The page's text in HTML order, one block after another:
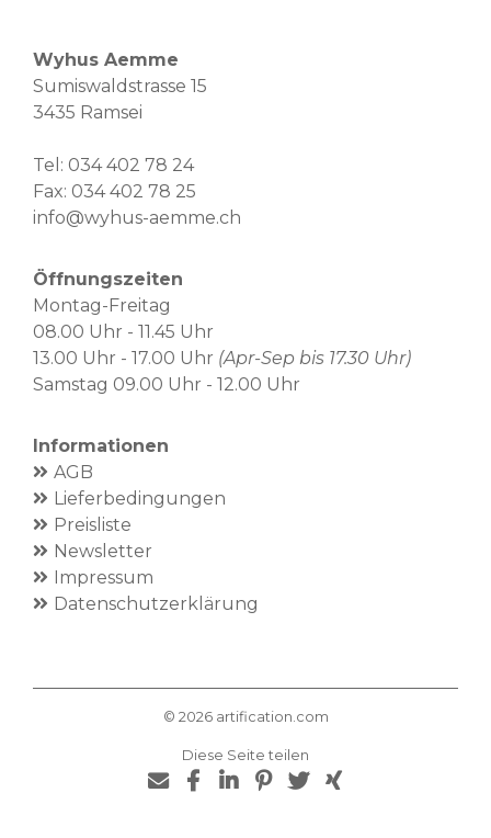
Wyhus Aemme
Sumiswaldstrasse 15
3435 Ramsei
Tel: 034 402 78 24
Fax: 034 402 78 25
info@wyhus-aemme.ch
Öffnungszeiten
Montag-Freitag
08.00 Uhr - 11.45 Uhr
13.00 Uhr - 17.00 Uhr (Apr-Sep bis 17.30 Uhr)
Samstag 09.00 Uhr - 12.00 Uhr
Informationen
AGB
Lieferbedingungen
Preisliste
Newsletter
Impressum
Datenschutzerklärung
© 2026 artification.com
Diese Seite teilen